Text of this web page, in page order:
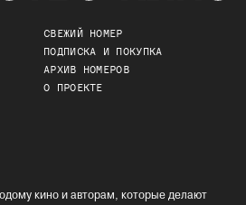
СВЕЖИЙ НОМЕР
ПОДПИСКА И ПОКУПКА
АРХИВ НОМЕРОВ
О ПРОЕКТЕ
кино и авторам, которые делают